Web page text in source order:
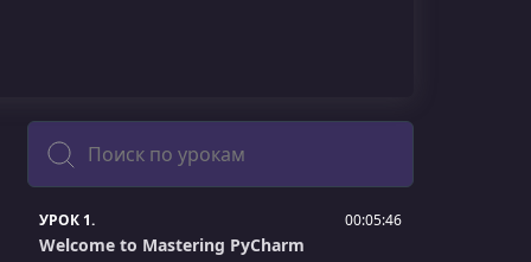
Поиск
УРОК 1. 00:05:46
Welcome to Mastering PyCharm